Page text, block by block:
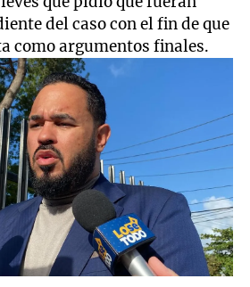
del caso con el fin de que
como argumentos finales.